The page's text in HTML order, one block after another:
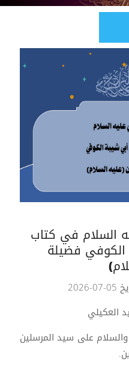
السلام في كتاب
فضيلة
العكيلي
والسلام على سيد المرسلين